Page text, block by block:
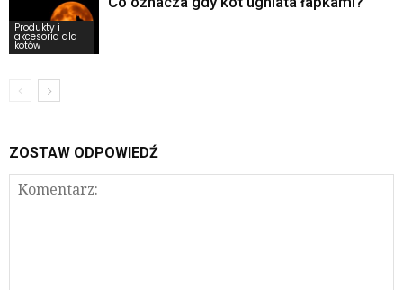
Produkty i
akcesoria dla
kotów
ZOSTAW ODPOWIEDŹ